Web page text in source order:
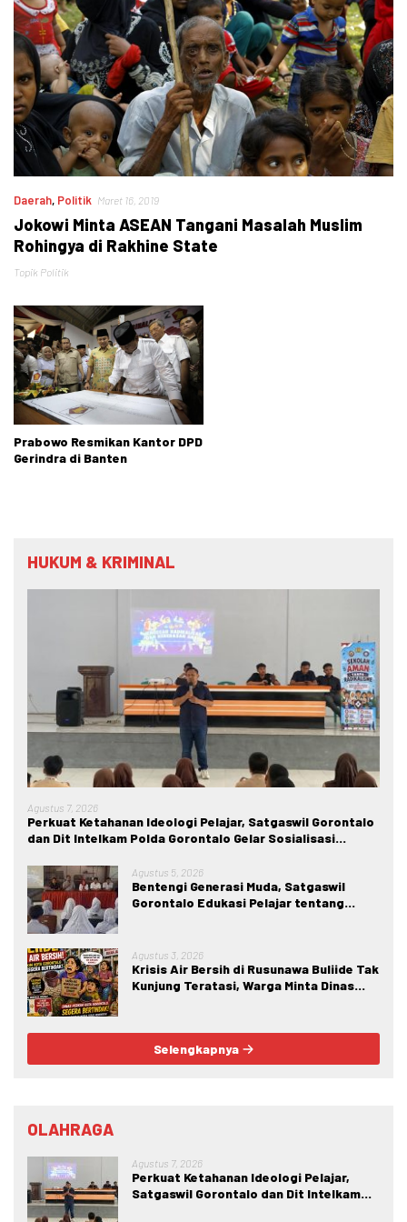
Daerah, Politik Maret 16, 2019
Jokowi Minta ASEAN Tangani Masalah Muslim
Rohingya di Rakhine State
Topik Politik
Prabowo Resmikan Kantor DPD
Gerindra di Banten
HUKUM & KRIMINAL
Agustus 7, 2026
Perkuat Ketahanan Ideologi Pelajar, Satgaswil Gorontalo
dan Dit Intelkam Polda Gorontalo Gelar Sosialisasi
Agustus 5, 2026
Bentengi Generasi Muda, Satgaswil
Gorontalo Edukasi Pelajar tentang
Agustus 3, 2026
Krisis Air Bersih di Rusunawa Buliide Tak
Kunjung Teratasi, Warga Minta Dinas
Selengkapnya
OLAHRAGA
Agustus 7, 2026
Perkuat Ketahanan Ideologi Pelajar,
Satgaswil Gorontalo dan Dit Intelkam